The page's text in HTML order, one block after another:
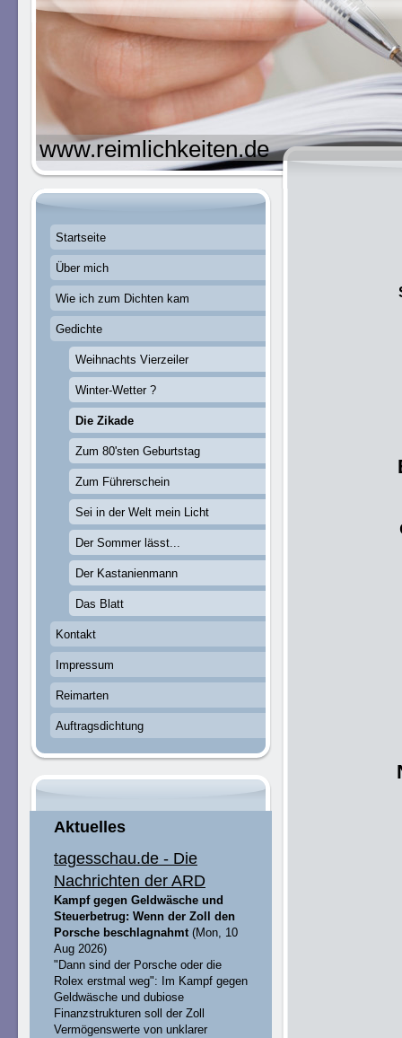
www.reimlichkeiten.de
Startseite
Über mich
Wie ich zum Dichten kam
Gedichte
Weihnachts Vierzeiler
Winter-Wetter ?
Die Zikade
Zum 80'sten Geburtstag
Zum Führerschein
Sei in der Welt mein Licht
Der Sommer lässt...
Der Kastanienmann
Das Blatt
Kontakt
Impressum
Reimarten
Auftragsdichtung
Aktuelles
tagesschau.de - Die
Nachrichten der ARD
Kampf gegen Geldwäsche und
Steuerbetrug: Wenn der Zoll den
Porsche beschlagnahmt(Mon, 10
Aug 2026)
"Dann sind der Porsche oder die
Rolex erstmal weg": Im Kampf gegen
Geldwäsche und dubiose
Finanzstrukturen soll der Zoll
Vermögenswerte von unklarer